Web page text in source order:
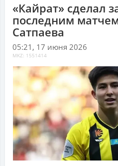
«Кайрат» сделал
последним
Сатпаева
05:21, 17 июня 2026
MKZ: 1551414